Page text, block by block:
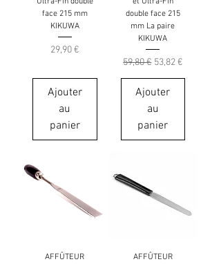
face 215 mm
KIKUWA
Prix
29,90 €
Ajouter
au
panier
double face 215
mm La paire
KIKUWA
Prix original
59,80 € Prix promotionnel
53,82 €
Ajouter
au
panier
AFFÛTEUR
AFFÛTEUR